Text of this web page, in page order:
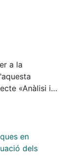
a la
«Anàlisi i
de
La
la
optar per un
en
dels